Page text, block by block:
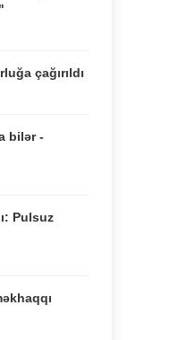
çağırıldı
bilər -
Pulsuz